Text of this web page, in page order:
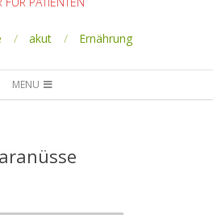
akut Ernährung
MENU